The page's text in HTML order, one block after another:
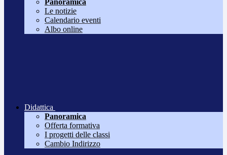
Panoramica
Le notizie
Calendario eventi
Albo online
Didattica
Panoramica
Offerta formativa
I progetti delle classi
Cambio Indirizzo